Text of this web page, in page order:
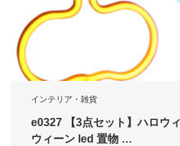
インテリア・雑貨
e0327 【3点セット】ハロウ
ウィーン led 置物 …